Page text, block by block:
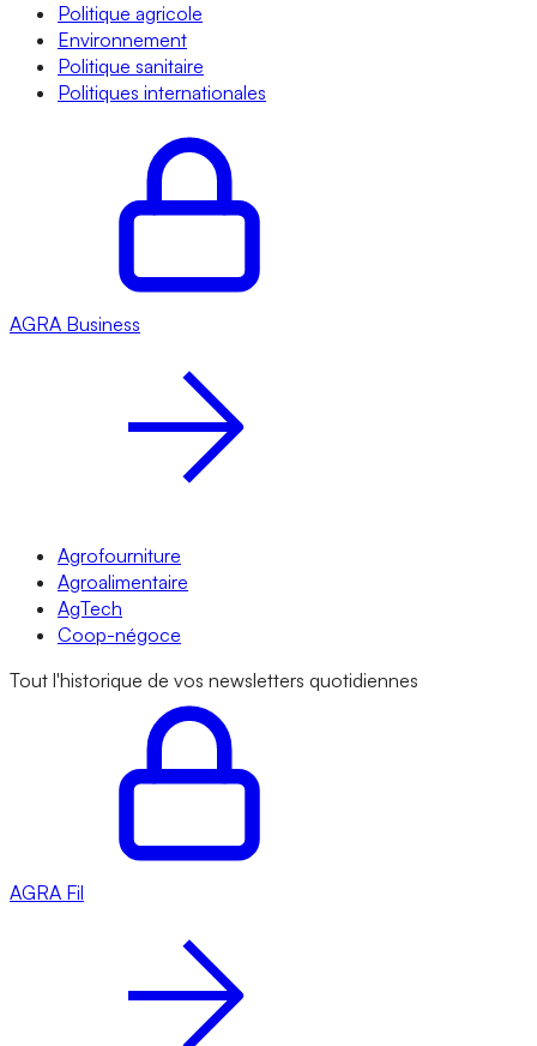
Politique agricole
Environnement
Politique sanitaire
Politiques internationales
AGRA Business
Agrofourniture
Agroalimentaire
AgTech
Coop-négoce
Tout l'historique de vos newsletters quotidiennes
AGRA Fil